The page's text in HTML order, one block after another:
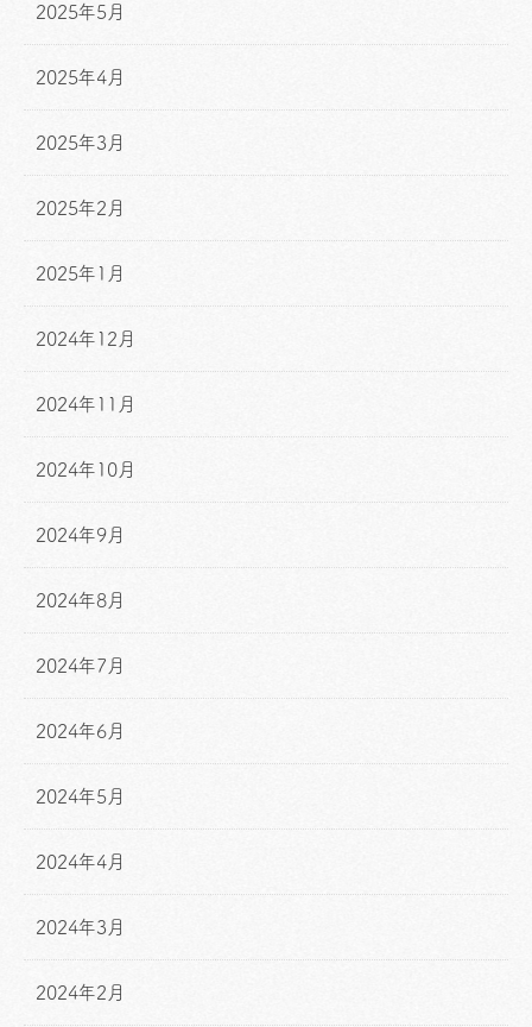
2025年5月
2025年4月
2025年3月
2025年2月
2025年1月
2024年12月
2024年11月
2024年10月
2024年9月
2024年8月
2024年7月
2024年6月
2024年5月
2024年4月
2024年3月
2024年2月